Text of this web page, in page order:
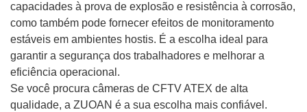
capacidades à prova de explosão e resistência à corrosão,
como também pode fornecer efeitos de monitoramento
estáveis ​​em ambientes hostis. É a escolha ideal para
garantir a segurança dos trabalhadores e melhorar a
eficiência operacional.
Se você procura câmeras de CFTV ATEX de alta
qualidade, a ZUOAN é a sua escolha mais confiável.